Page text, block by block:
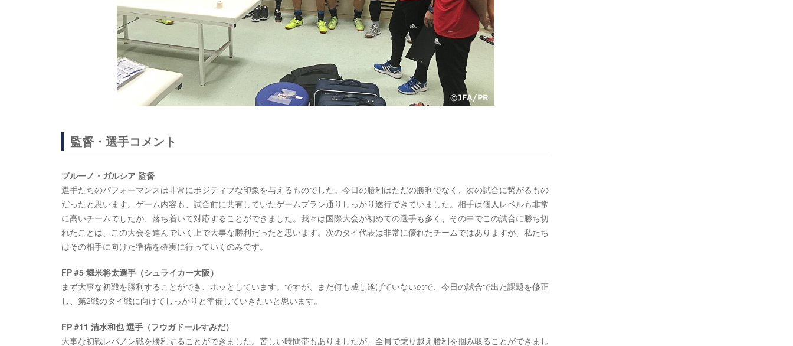
監督・選手コメント
ブルーノ・ガルシア 監督
選手たちのパフォーマンスは非常にポジティブな印象を与えるものでした。今日の勝利はただの勝利でなく、次の試合に繋がるもの
だったと思います。ゲーム内容も、試合前に共有していたゲームプラン通りしっかり遂行できていました。相手は個人レベルも非常
に高いチームでしたが、落ち着いて対応することができました。我々は国際大会が初めての選手も多く、その中でこの試合に勝ち切
れたことは、この大会を進んでいく上で大事な勝利だったと思います。次のタイ代表は非常に優れたチームではありますが、私たち
はその相手に向けた準備を確実に行っていくのみです。
FP #5 堀米将太選手（シュライカー大阪）
まず大事な初戦を勝利することができ、ホッとしています。ですが、まだ何も成し遂げていないので、今日の試合で出た課題を修正
し、第2戦のタイ戦に向けてしっかりと準備していきたいと思います。
FP #11 清水和也 選手（フウガドールすみだ）
大事な初戦レバノン戦を勝利することができました。苦しい時間帯もありましたが、全員で乗り越え勝利を掴み取ることができまし